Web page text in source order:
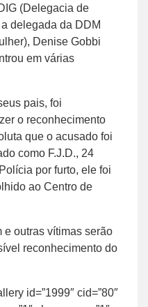
(Delegacia de
delegada da DDM
Denise Gobbi
em várias
pais, foi
o reconhecimento
que o acusado foi
como F.J.D., 24
por furto, ele foi
ao Centro de
outras vítimas serão
reconhecimento do
id=”1999″ cid=”80″